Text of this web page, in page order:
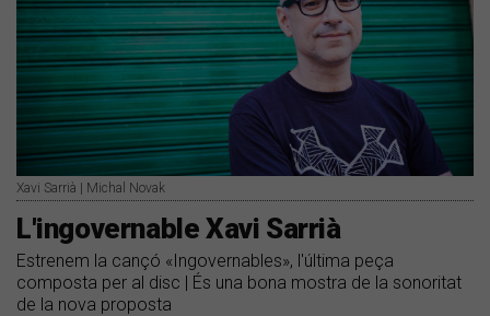
Xavi Sarrià | Michal Novak
L'ingovernable Xavi Sarrià
Estrenem la cançó «Ingovernables», l'última peça
composta per al disc | És una bona mostra de la sonoritat
de la nova proposta